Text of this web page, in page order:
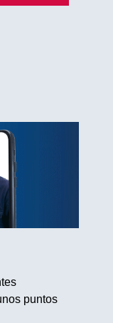
puntos